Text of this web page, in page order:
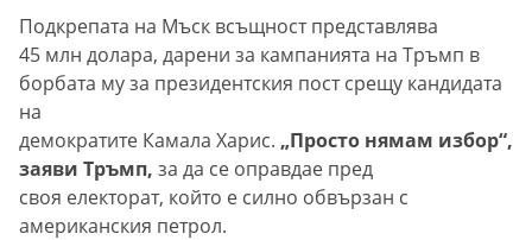
Подкрепата на Мъск всъщност представлява
45 млн долара, дарени за кампанията на Тръмп в
борбата му за президентския пост срещу кандидата
на
демократите Камала Харис. „Просто нямам избор“,
заяви Тръмп, за да се оправдае пред
своя електорат, който е силно обвързан с
американския петрол.